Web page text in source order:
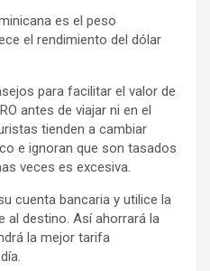
es el peso
el rendimiento del dólar
para facilitar el valor de
antes de viajar ni en el
tienden a cambiar
e ignoran que son tasados
veces es excesiva.
cuenta bancaria y utilice la
al destino. Así ahorrará la
la mejor tarifa